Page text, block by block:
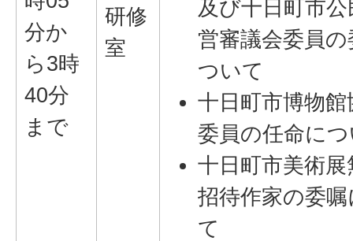
分か
ら3時
40分
まで
研修
室
及び十日町市
営審議会委員
ついて
十日町市博物館
委員の任命に
十日町市美術展
招待作家の委
て